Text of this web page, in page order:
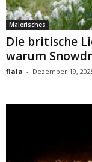
Malerisches
Die britische
warum
fiala - Dezember 19,